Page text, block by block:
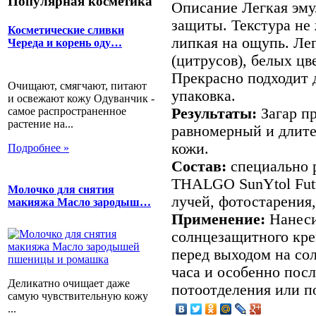
Косметические сливки
Череда и корень оду…
Очищают, смягчают, питают
и освежают кожу Одуванчик -
самое распространенное
растение на...
Подробнее »
Молочко для снятия
макияжа Масло зародыш…
Деликатно очищает даже
самую чувствительную кожу
...
Описание Легкая
защиты. Текстура не
липкая на ощупь.
(цитрусов), белых
Прекрасно подходит
упаковка.
Результаты: Загар
равномерный и
кожи.
Состав: специально
THALGO SunYtol
лучей,
Применение:
солнцезащитного
перед выходом на
часа и особенно
потоотделения или